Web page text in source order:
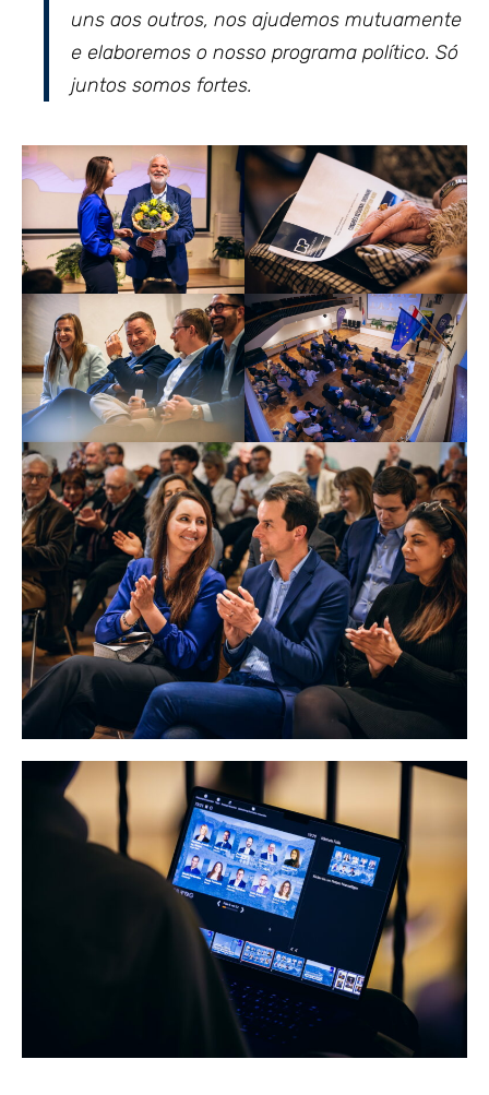
uns aos outros, nos ajudemos mutuamente
e elaboremos o nosso programa político. Só
juntos somos fortes.